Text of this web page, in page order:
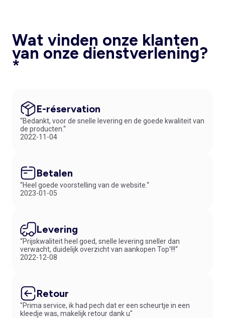
Wat vinden onze klanten
van onze dienstverlening?
*
E-réservation
“Bedankt, voor de snelle levering en de goede kwaliteit van
de producten.“
2022-11-04
Betalen
“Heel goede voorstelling van de website.“
2023-01-05
Levering
“Prijskwaliteit heel goed, snelle levering sneller dan
verwacht, duidelijk overzicht van aankopen Top'!!!“
2022-12-08
Retour
"Prima service, ik had pech dat er een scheurtje in een
kleedje was, makelijk retour dank u"